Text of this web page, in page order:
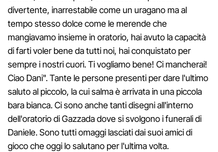
divertente, inarrestabile come un uragano ma al
tempo stesso dolce come le merende che
mangiavamo insieme in oratorio, hai avuto la capacità
di farti voler bene da tutti noi, hai conquistato per
sempre i nostri cuori. Ti vogliamo bene! Ci mancherai!
Ciao Dani". Tante le persone presenti per dare l'ultimo
saluto al piccolo, la cui salma è arrivata in una piccola
bara bianca. Ci sono anche tanti disegni all'interno
dell'oratorio di Gazzada dove si svolgono i funerali di
Daniele. Sono tutti omaggi lasciati dai suoi amici di
gioco che oggi lo salutano per l'ultima volta.